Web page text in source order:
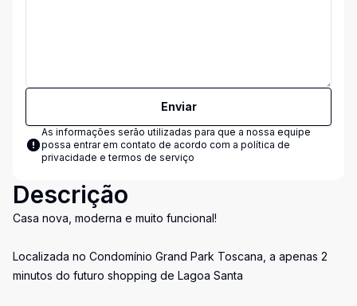
Enviar
As informações serão utilizadas para que a nossa equipe
possa entrar em contato de acordo com a política de
privacidade e termos de serviço
Descrição
Casa nova, moderna e muito funcional!
Localizada no Condomínio Grand Park Toscana, a apenas 2
minutos do futuro shopping de Lagoa Santa